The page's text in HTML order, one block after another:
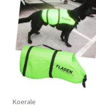
Koerale